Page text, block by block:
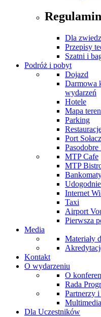
Dla
Przepisy
Szatni i
Podróż i pobyt
Dojazd
Darmowa
wydarzeń
Hotele
Mapa
Parking
Port
MTP Cafe
MTP
Internet
Taxi
Airport
Pierwsza
Media
Materiały
Kontakt
O wydarzeniu
O
Rada
Partnerzy
Multimedia
Dla Uczestników